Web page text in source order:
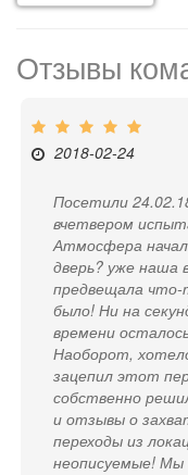
Отзывы
2018-02-24
Посетили
вчетвером
Атмосфера
дверь? уже наша
предвещала что-
было! Ни на
времени
Наоборот,
зацепил этот
собственно
и отзывы о
переходы из
неописуемые! Мы